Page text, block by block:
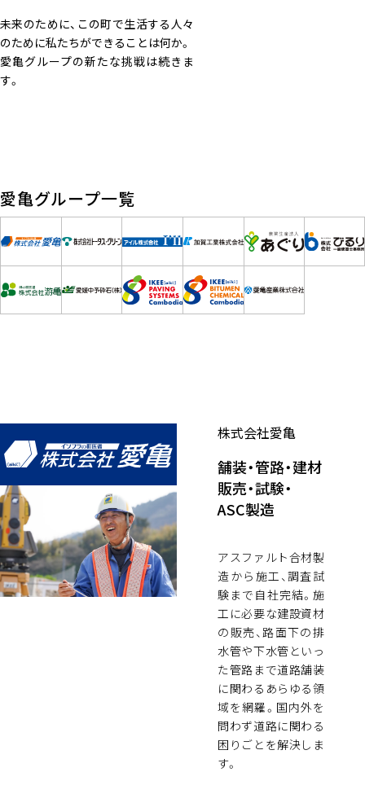
未来のために、この町で生活する人々
のために私たちができることは何か。
愛亀グループの新たな挑戦は続きま
す。
愛亀グループ一覧
株式会社愛亀
舗装・管路・建材
販売・試験・
ASC製造
アスファルト合材製
造から施工、調査試
験まで自社完結。施
工に必要な建設資材
の販売、路面下の排
水管や下水管といっ
た管路まで道路舗装
に関わるあらゆる領
域を網羅。国内外を
問わず道路に関わる
困りごとを解決しま
す。